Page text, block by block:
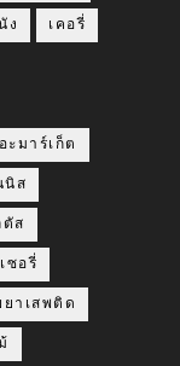
ง เคอรี่
ะมาร์เก็ต
นิส
ตัส
ซอรี่
ยาเสพติด